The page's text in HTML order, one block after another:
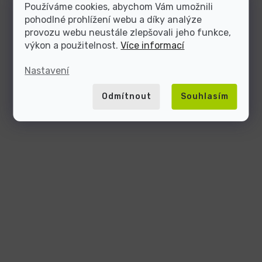
Používáme cookies, abychom Vám umožnili
pohodlné prohlížení webu a díky analýze
provozu webu neustále zlepšovali jeho funkce,
výkon a použitelnost.Více informací
Nastavení
Odmítnout Souhlasím